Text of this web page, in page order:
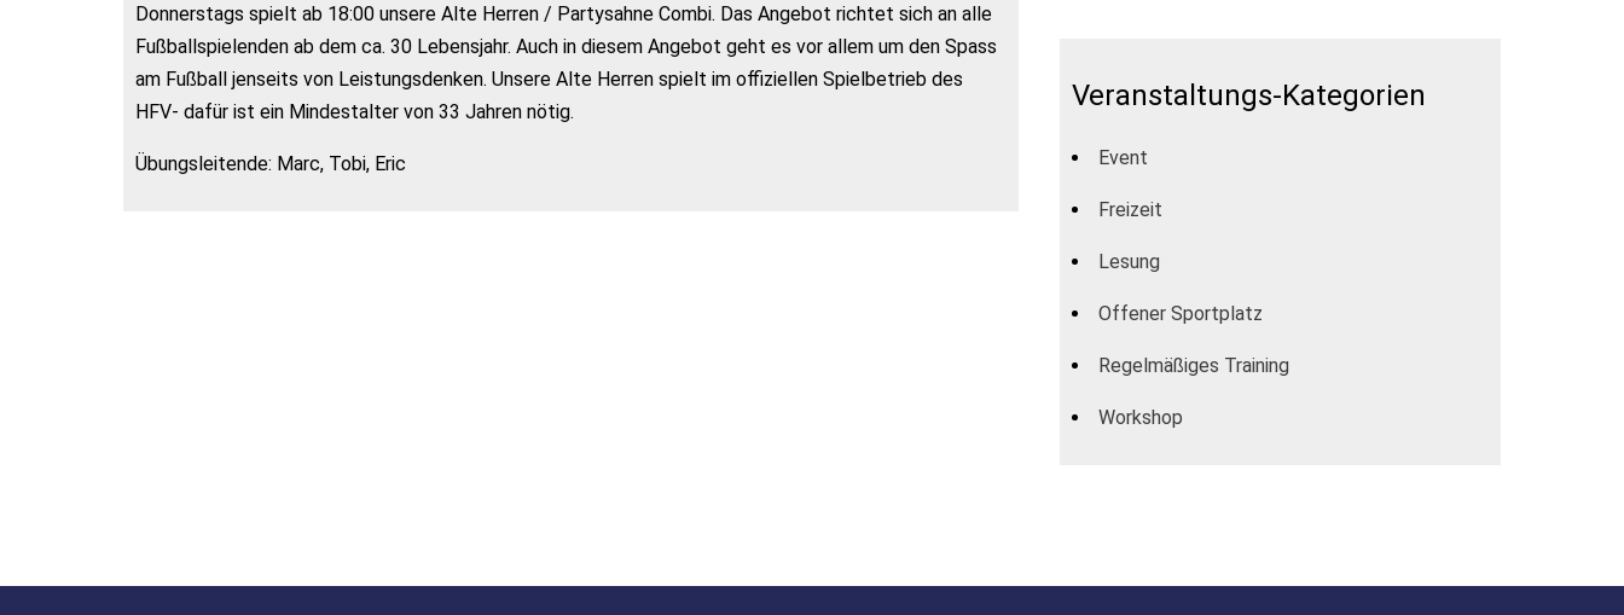
Donnerstags spielt ab 18:00 unsere Alte Herren / Partysahne Combi. Das Angebot richtet sich an alle
Fußballspielenden ab dem ca. 30 Lebensjahr. Auch in diesem Angebot geht es vor allem um den Spass
am Fußball jenseits von Leistungsdenken. Unsere Alte Herren spielt im offiziellen Spielbetrieb des
HFV- dafür ist ein Mindestalter von 33 Jahren nötig.
Übungsleitende: Marc, Tobi, Eric
Veranstaltungs-Kategorien
Event
Freizeit
Lesung
Offener Sportplatz
Regelmäßiges Training
Workshop